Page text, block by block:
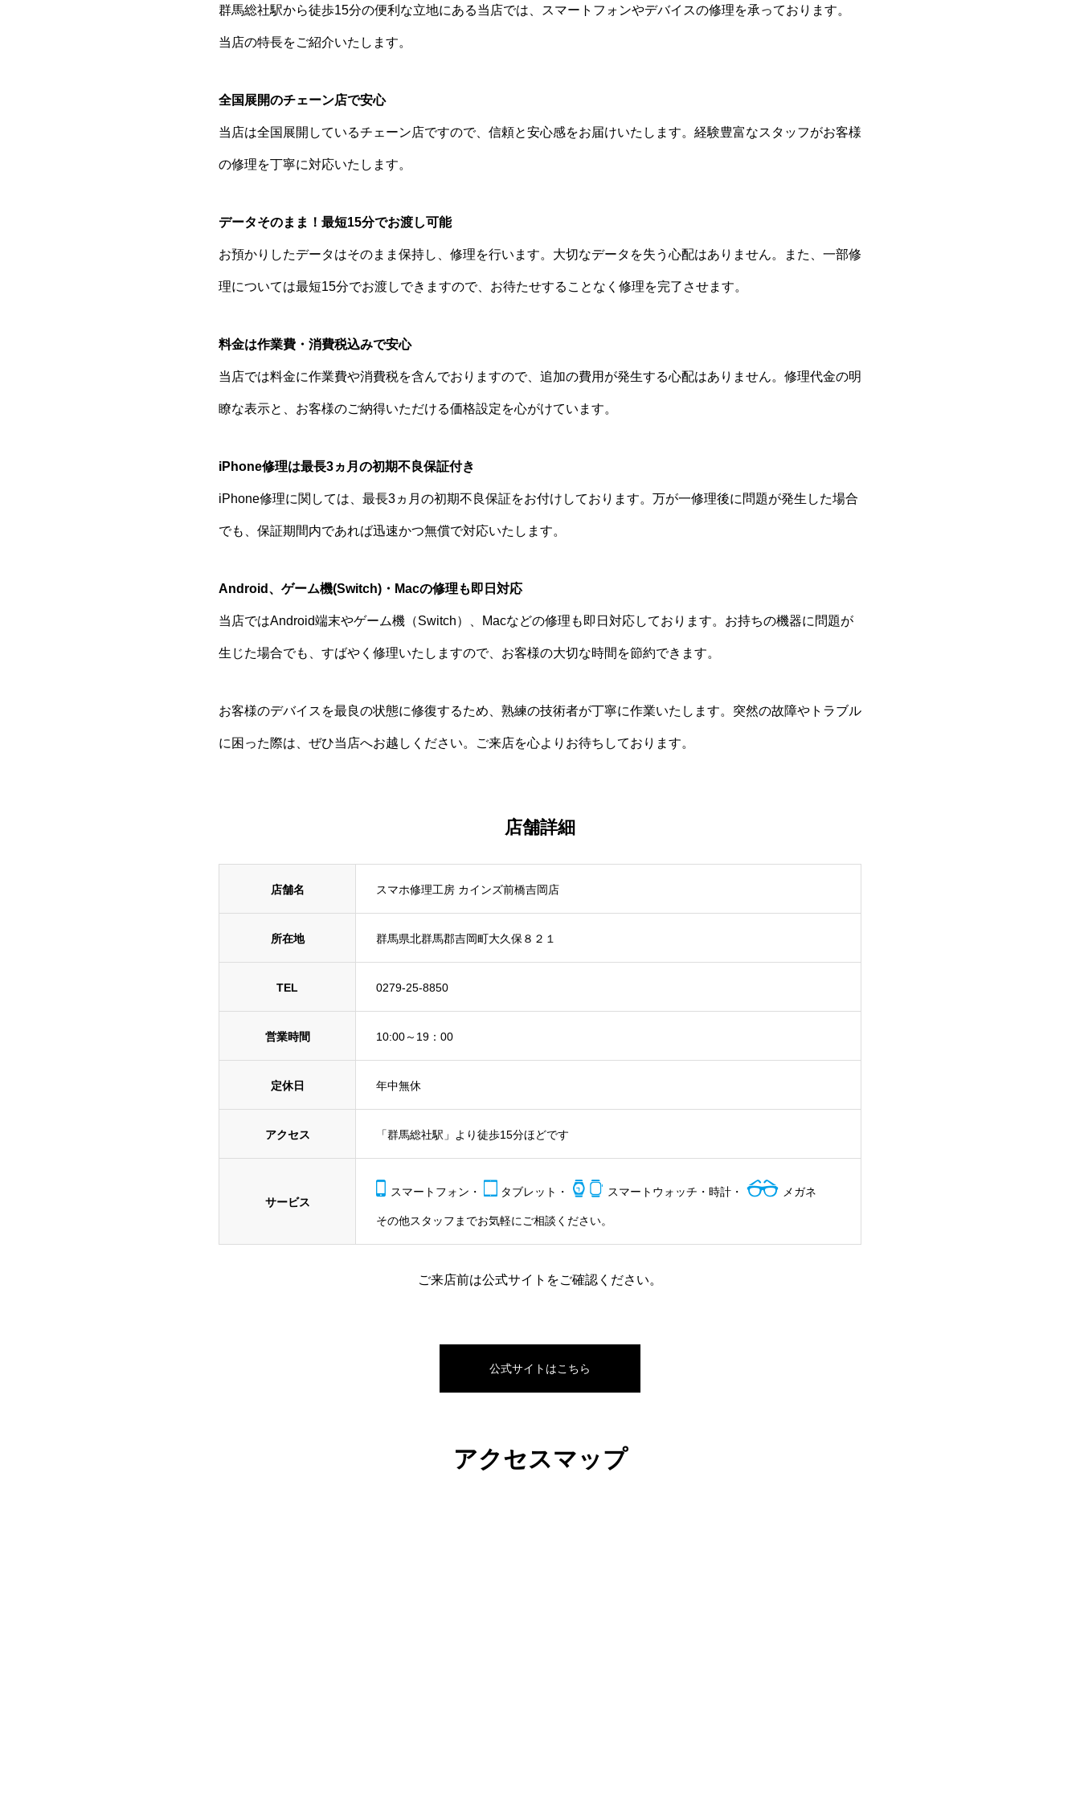
群馬総社駅から徒歩15分の便利な立地にある当店では、スマートフォンやデバイスの修理を承っております。
当店の特長をご紹介いたします。
全国展開のチェーン店で安心
当店は全国展開しているチェーン店ですので、信頼と安心感をお届けいたします。経験豊富なスタッフがお客様
の修理を丁寧に対応いたします。
データそのまま！最短15分でお渡し可能
お預かりしたデータはそのまま保持し、修理を行います。大切なデータを失う心配はありません。また、一部修
理については最短15分でお渡しできますので、お待たせすることなく修理を完了させます。
料金は作業費・消費税込みで安心
当店では料金に作業費や消費税を含んでおりますので、追加の費用が発生する心配はありません。修理代金の明
瞭な表示と、お客様のご納得いただける価格設定を心がけています。
iPhone修理は最長3ヵ月の初期不良保証付き
iPhone修理に関しては、最長3ヵ月の初期不良保証をお付けしております。万が一修理後に問題が発生した場合
でも、保証期間内であれば迅速かつ無償で対応いたします。
Android、ゲーム機(Switch)・Macの修理も即日対応
当店ではAndroid端末やゲーム機（Switch）、Macなどの修理も即日対応しております。お持ちの機器に問題が
生じた場合でも、すばやく修理いたしますので、お客様の大切な時間を節約できます。
お客様のデバイスを最良の状態に修復するため、熟練の技術者が丁寧に作業いたします。突然の故障やトラブル
に困った際は、ぜひ当店へお越しください。ご来店を心よりお待ちしております。
店舗詳細
店舗名 スマホ修理工房 カインズ前橋吉岡店
所在地 群馬県北群馬郡吉岡町大久保８２１
TEL 0279-25-8850
営業時間 10:00～19：00
定休日 年中無休
アクセス 「群馬総社駅」より徒歩15分ほどです
サービス
スマートフォン・ タブレット・ スマートウォッチ・時計・ メガネ
その他スタッフまでお気軽にご相談ください。
ご来店前は公式サイトをご確認ください。
公式サイトはこちら
アクセスマップ